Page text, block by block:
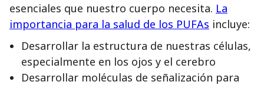
esenciales que nuestro cuerpo necesita. La
importancia para la salud de los PUFAs incluye:
Desarrollar la estructura de nuestras células,
especialmente en los ojos y el cerebro
Desarrollar moléculas de señalización para